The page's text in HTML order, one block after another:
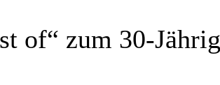
of“ zum 30-